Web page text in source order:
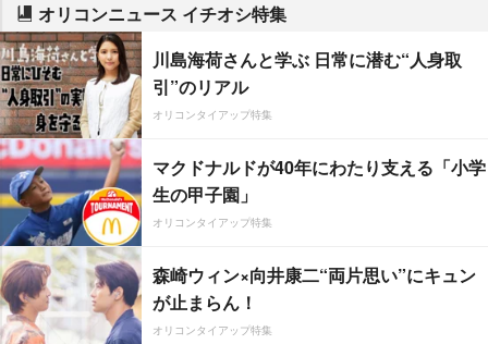
オリコンニュース イチオシ特集
川島海荷さんと学ぶ 日常に潜む“人身取
引”のリアル
オリコンタイアップ特集
マクドナルドが40年にわたり支える「小学
生の甲子園」
オリコンタイアップ特集
森崎ウィン×向井康二“両片思い”にキュン
が止まらん！
オリコンタイアップ特集